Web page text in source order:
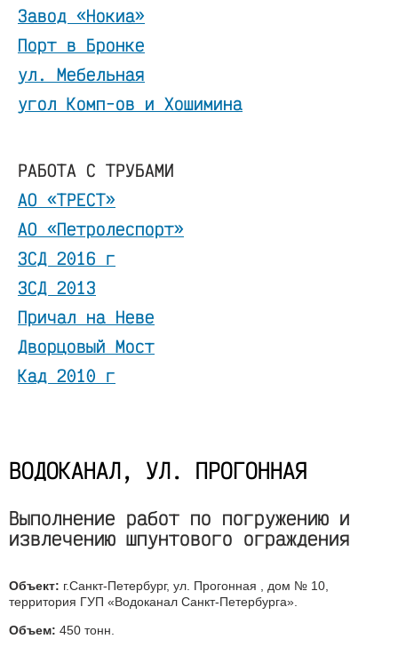
Завод «Нокиа»
Порт в Бронке
ул. Мебельная
угол Комп-ов и Хошимина
РАБОТА С ТРУБАМИ
АО «ТРЕСТ»
АО «Петролеспорт»
ЗСД 2016 г
ЗСД 2013
Причал на Неве
Дворцовый Мост
Кад 2010 г
ВОДОКАНАЛ, УЛ. ПРОГОННАЯ
Выполнение работ по погружению и
извлечению шпунтового ограждения
Объект: г.Санкт-Петербург, ул. Прогонная , дом № 10,
территория ГУП «Водоканал Санкт-Петербурга».
Объем: 450 тонн.